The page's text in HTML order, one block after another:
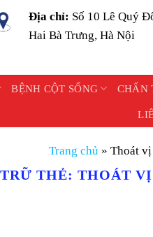
Địa chỉ: Số 10 Lê Quý
Hai Bà Trưng, Hà Nội
BỆNH CỘT SỐNG CHẤN
Trang chủ » Thoát
THẺ:THOÁT